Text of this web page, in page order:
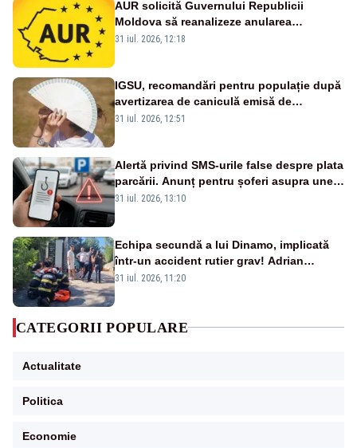
AUR solicită Guvernului Republicii
Moldova să reanalizeze anularea
concertului de Ziua Limbii Române
31 iul. 2026, 12:18
IGSU, recomandări pentru populație după
avertizarea de caniculă emisă de
meteorologi
31 iul. 2026, 12:51
Alertă privind SMS-urile false despre plata
parcării. Anunț pentru șoferi asupra unei
noi metode de fraudă online
31 iul. 2026, 13:10
Echipa secundă a lui Dinamo, implicată
într-un accident rutier grav! Adrian
Ropotan a fost resuscitat
31 iul. 2026, 11:20
CATEGORII POPULARE
Actualitate
Politica
Economie